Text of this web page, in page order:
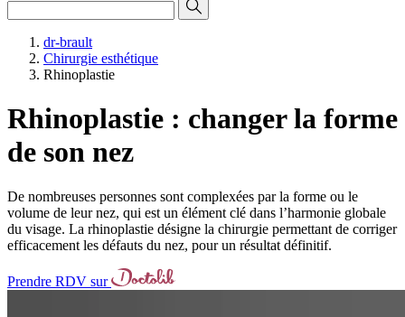
dr-brault
Chirurgie esthétique
Rhinoplastie
Rhinoplastie : changer la forme
de son nez
De nombreuses personnes sont complexées par la forme ou le
volume de leur nez, qui est un élément clé dans l’harmonie globale
du visage. La rhinoplastie désigne la chirurgie permettant de corriger
efficacement les défauts du nez, pour un résultat définitif.
Prendre RDV sur